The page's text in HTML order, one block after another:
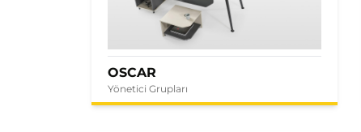
OSCAR
Yönetici Grupları